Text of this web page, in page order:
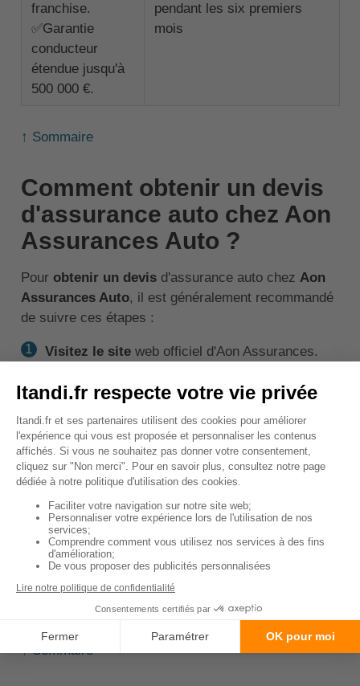
franchise.
✅Garantie
conducteur
étendue jusqu'à
500 000 €.
pendant les six premiers
mois
↑ Sommaire
Comment obtenir un devis
d'assurance auto chez Aon
Assurances Auto ?
Pour obtenir un devis d'assurance auto chez Aon
Assurances Auto, il est généralement recommandé
de suivre ces étapes :
Visitez le siteweb officiel d'Aon Assurances.
auto , qui pourrait être indiquée par des termes
tels que "Assurance Auto", "Auto ", ou"Devis en
ligne".
Remplissez le formulaire en ligneen
fournissant les informations requises sur votre
véhicule et vos besoins en matière d'assurance.
Cela inclut généralement la marque, le modèle et
l'année de votre voiture, ainsi que des détails sur
l'usage du véhicule et votre profil de conducteur.
Soumettez le formulaire
devis d'assurance auto chez Aon.
↑ Sommaire